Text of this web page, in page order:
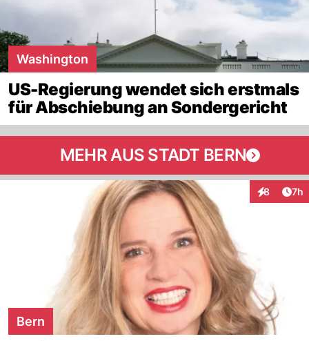
Washington
US-Regierung wendet sich erstmals
für Abschiebung an Sondergericht
MEHR AUS STADT BERN
8 7h
Bern